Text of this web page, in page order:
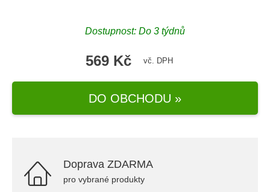
Dostupnost: Do 3 týdnů
569 Kč vč. DPH
DO OBCHODU »
Doprava ZDARMA
pro vybrané produkty